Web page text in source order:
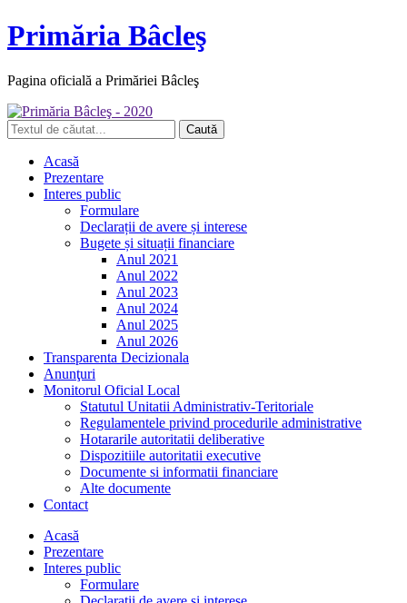
Primăria Bâcleş
Pagina oficială a Primăriei Bâcleş
Acasă
Prezentare
Interes public
Formulare
Declarații de avere și interese
Bugete și situații financiare
Anul 2021
Anul 2022
Anul 2023
Anul 2024
Anul 2025
Anul 2026
Transparenta Decizionala
Anunţuri
Monitorul Oficial Local
Statutul Unitatii Administrativ-Teritoriale
Regulamentele privind procedurile administrative
Hotararile autoritatii deliberative
Dispozitiile autoritatii executive
Documente si informatii financiare
Alte documente
Contact
Acasă
Prezentare
Interes public
Formulare